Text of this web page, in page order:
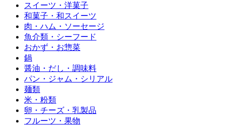
スイーツ・洋菓子
和菓子・和スイーツ
肉・ハム・ソーセージ
魚介類・シーフード
おかず・お惣菜
鍋
醤油・だし・調味料
パン・ジャム・シリアル
麺類
米・粉類
卵・チーズ・乳製品
フルーツ・果物